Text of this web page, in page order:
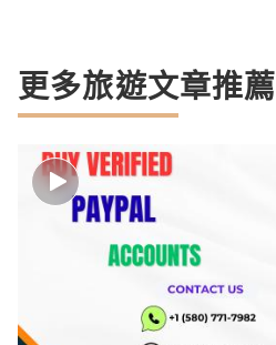
更多旅遊文章推薦